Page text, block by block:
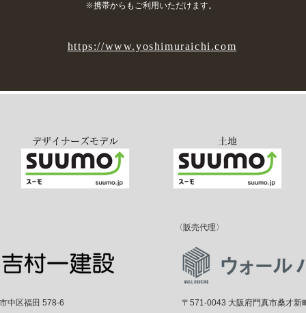
​※携帯からもご利用いただけます。
https://www.yoshimuraichi.com
デザイナーズモデル 土地
〈販売代理〉
中区福田 578-6 〒571-0043 大阪府門真市桑才新